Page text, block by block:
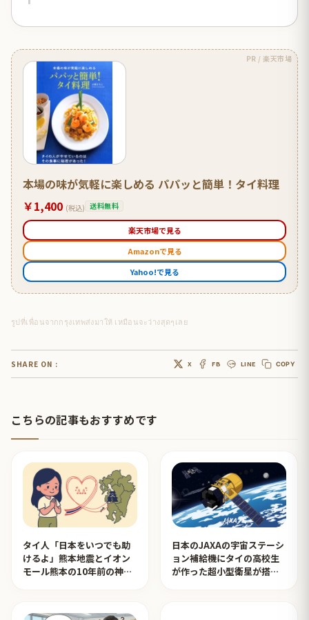
PR / 楽天市場
本場の味が気軽に楽しめる パパッと簡単！タイ料理
￥1,400 (税込) 送料無料
楽天市場で見る
Amazonで見る
Yahoo!で見る
รูปที่เพื่อนจากกรุงเทพส่งมาให้ เหมือนจะว่างสุดๆเลย
SHARE ON : X FB LINE COPY
こちらの記事もおすすめです
タイ人「日本をいつでも助
けるよ」熊本地震とイオン
モール熊本の10年前の神対
日本のJAXAの宇宙ステーシ
ョン補給機にタイの高校生
が作った超小型衛星が搭載